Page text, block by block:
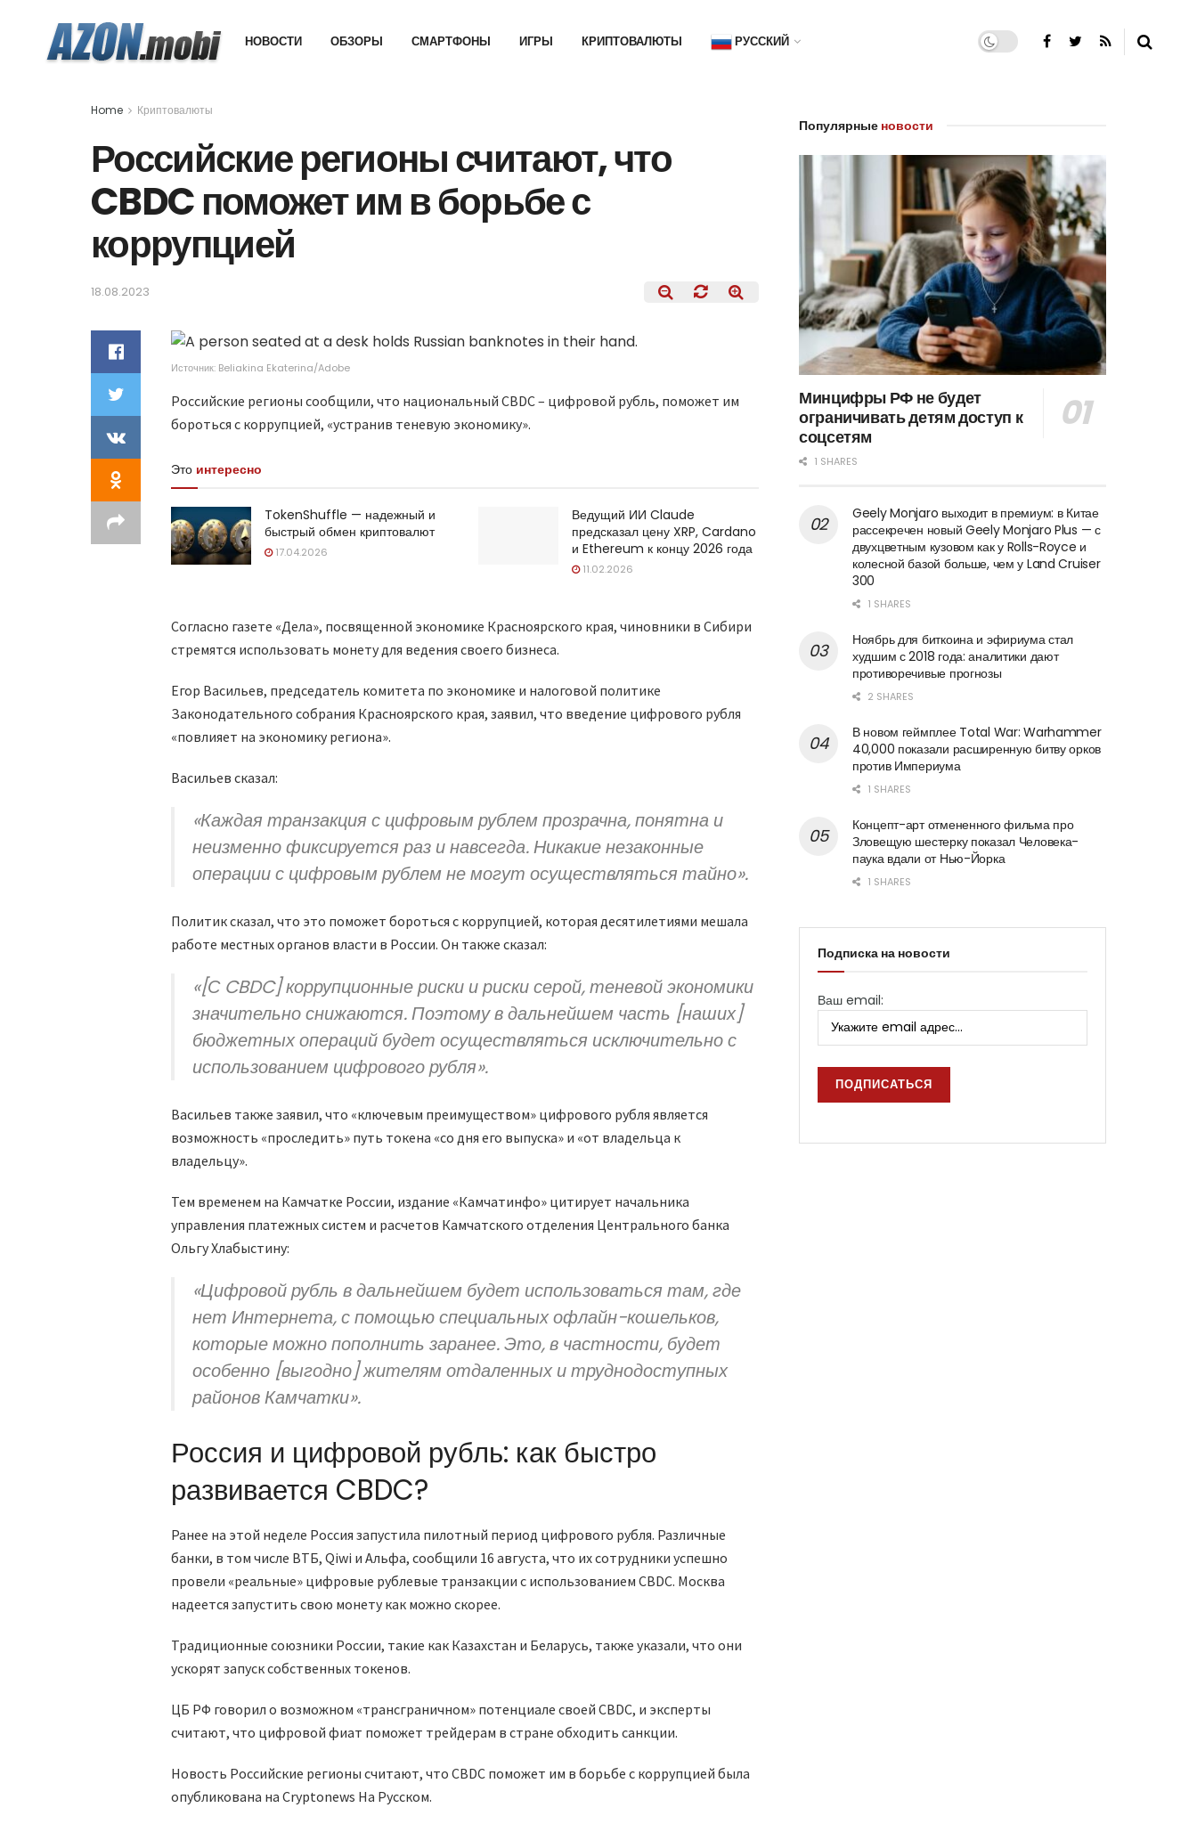
НОВОСТИ ОБЗОРЫ СМАРТФОНЫ ИГРЫ КРИПТОВАЛЮТЫ РУССКИЙ
Home Криптовалюты
Российские регионы считают, что
CBDC поможет им в борьбе с
коррупцией
18.08.2023
Источник: Beliakina Ekaterina/Adobe
Российские регионы сообщили, что национальный CBDC – цифровой рубль, поможет им
бороться с коррупцией, «устранив теневую экономику».
Это интересно
TokenShuffle — надежный и
быстрый обмен криптовалют
17.04.2026
Ведущий ИИ Claude
предсказал цену XRP, Cardano
и Ethereum к концу 2026 года
11.02.2026
Согласно газете «Дела», посвященной экономике Красноярского края, чиновники в Сибири
стремятся использовать монету для ведения своего бизнеса.
Егор Васильев, председатель комитета по экономике и налоговой политике
Законодательного собрания Красноярского края, заявил, что введение цифрового рубля
«повлияет на экономику региона».
Васильев сказал:
«Каждая транзакция с цифровым рублем прозрачна, понятна и
неизменно фиксируется раз и навсегда. Никакие незаконные
операции с цифровым рублем не могут осуществляться тайно».
Политик сказал, что это поможет бороться с коррупцией, которая десятилетиями мешала
работе местных органов власти в России. Он также сказал:
«[С CBDC] коррупционные риски и риски серой, теневой экономики
значительно снижаются. Поэтому в дальнейшем часть [наших]
бюджетных операций будет осуществляться исключительно с
использованием цифрового рубля».
Васильев также заявил, что «ключевым преимуществом» цифрового рубля является
возможность «проследить» путь токена «со дня его выпуска» и «от владельца к
владельцу».
Тем временем на Камчатке России, издание «Камчатинфо» цитирует начальника
управления платежных систем и расчетов Камчатского отделения Центрального банка
Ольгу Хлабыстину:
«Цифровой рубль в дальнейшем будет использоваться там, где
нет Интернета, с помощью специальных офлайн-кошельков,
которые можно пополнить заранее. Это, в частности, будет
особенно [выгодно] жителям отдаленных и труднодоступных
районов Камчатки».
Россия и цифровой рубль: как быстро
развивается CBDC?
Ранее на этой неделе Россия запустила пилотный период цифрового рубля. Различные
банки, в том числе ВТБ, Qiwi и Альфа, сообщили 16 августа, что их сотрудники успешно
провели «реальные» цифровые рублевые транзакции с использованием CBDC. Москва
надеется запустить свою монету как можно скорее.
Традиционные союзники России, такие как Казахстан и Беларусь, также указали, что они
ускорят запуск собственных токенов.
ЦБ РФ говорил о возможном «трансграничном» потенциале своей CBDC, и эксперты
считают, что цифровой фиат поможет трейдерам в стране обходить санкции.
Новость Российские регионы считают, что CBDC поможет им в борьбе с коррупцией была
опубликована на Cryptonews На Русском.
Популярные новости
Минцифры РФ не будет
ограничивать детям доступ к
соцсетям
1 SHARES
Geely Monjaro выходит в премиум: в Китае
рассекречен новый Geely Monjaro Plus — с
двухцветным кузовом как у Rolls-Royce и
колесной базой больше, чем у Land Cruiser
300
1 SHARES
Ноябрь для биткоина и эфириума стал
худшим с 2018 года: аналитики дают
противоречивые прогнозы
2 SHARES
В новом геймплее Total War: Warhammer
40,000 показали расширенную битву орков
против Империума
1 SHARES
Концепт-арт отмененного фильма про
Зловещую шестерку показал Человека-
паука вдали от Нью-Йорка
1 SHARES
Подписка на новости
Ваш email: